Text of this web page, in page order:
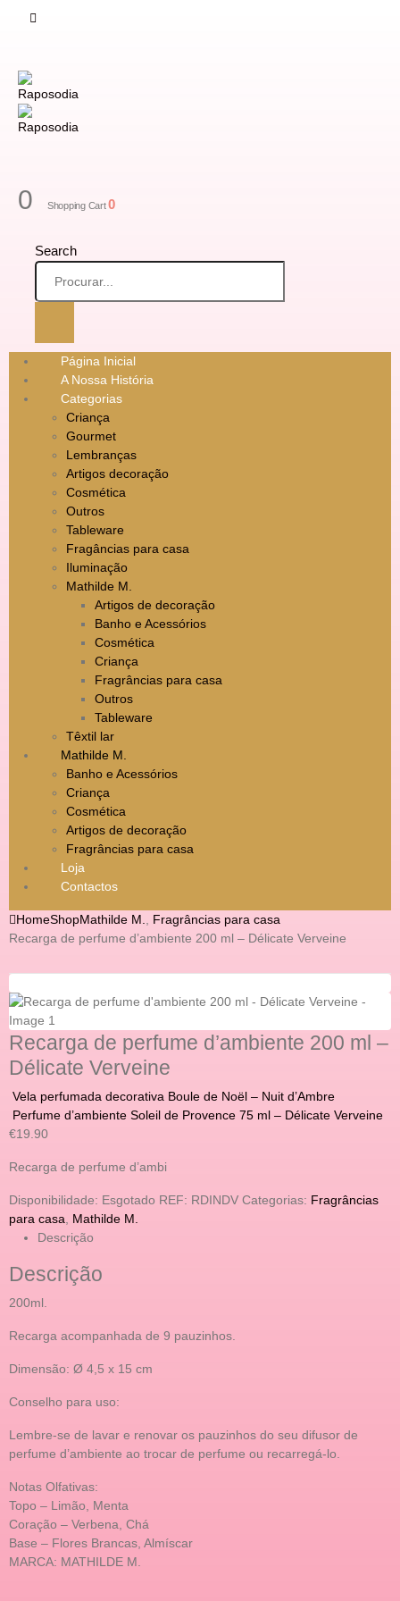
0 Shopping Cart0
Search
Página Inicial
A Nossa História
Categorias
Criança
Gourmet
Lembranças
Artigos decoração
Cosmética
Outros
Tableware
Fragâncias para casa
Iluminação
Mathilde M.
Artigos de decoração
Banho e Acessórios
Cosmética
Criança
Fragrâncias para casa
Outros
Tableware
Têxtil lar
Mathilde M.
Banho e Acessórios
Criança
Cosmética
Artigos de decoração
Fragrâncias para casa
Loja
Contactos
HomeShopMathilde M.
Fragrâncias para casa
Recarga de perfume d’ambiente 200 ml – Délicate Verveine
Recarga de perfume d’ambiente 200 ml –
Délicate Verveine
Vela perfumada decorativa Boule de Noël – Nuit d’Ambre
Perfume d’ambiente Soleil de Provence 75 ml – Délicate Verveine
€19.90
Recarga de perfume d’ambi
Disponibilidade: Esgotado REF: RDINDV Categorias: Fragrâncias
para casa
Mathilde M.
Descrição
Descrição
200ml.
Recarga acompanhada de 9 pauzinhos.
Dimensão: Ø 4,5 x 15 cm
Conselho para uso:
Lembre-se de lavar e renovar os pauzinhos do seu difusor de
perfume d’ambiente ao trocar de perfume ou recarregá-lo.
Notas Olfativas:
Topo – Limão, Menta
Coração – Verbena, Chá
Base – Flores Brancas, Almíscar
MARCA: MATHILDE M.